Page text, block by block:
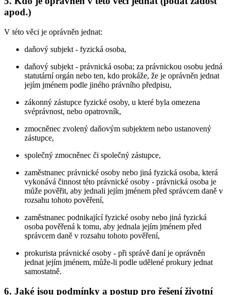
apod.)
V této věci je oprávněn jednat:
daňový subjekt - fyzická osoba,
daňový subjekt - právnická osoba; za právnickou osobu jedná
statutární orgán nebo ten, kdo prokáže, že je oprávněn jednat
jejím jménem podle jiného právního předpisu,
zákonný zástupce fyzické osoby, u které byla omezena
svéprávnost, nebo opatrovník,
zmocněnec zvolený daňovým subjektem nebo ustanovený
zástupce,
společný zmocněnec či společný zástupce,
zaměstnanec právnické osoby nebo jiná fyzická osoba, která
vykonává činnost této právnické osoby - právnická osoba je
může pověřit, aby jednali jejím jménem před správcem daně v
rozsahu tohoto pověření,
zaměstnanec podnikající fyzické osoby nebo jiná fyzická
osoba pověřená k tomu, aby jednala jejím jménem před
správcem daně v rozsahu tohoto pověření,
prokurista právnické osoby - při správě daní je oprávněn
jednat jejím jménem, může-li podle udělené prokury jednat
samostatně.
6. Jaké jsou podmínky a postup pro řešení životní